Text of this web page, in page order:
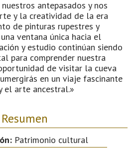
antepasados y nos
y la creatividad de la era
de pinturas rupestres y
ventana única hacia el
y estudio continúan siendo
para comprender nuestra
de visitar la cueva
en un viaje fascinante
el arte ancestral.»
Resumen
Patrimonio cultural